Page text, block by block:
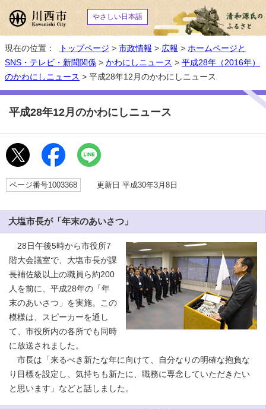
やさしい日本語
現在の位置： トップページ > 市政情報 > 広報 > ホームページと
SNS・テレビ・新聞関係 > かわにしニュース > 平成28年（2016年）
のかわにしニュース > 平成28年12月のかわにしニュース
平成28年12月のかわにしニュース
ページ番号1003368 更新日 平成30年3月8日
大塩市長が「年末のあいさつ」
28日午後5時から市役所7
階大会議室で、大塩市長が課
長補佐級以上の職員ら約200
人を前に、平成28年の「年
末のあいさつ」を実施。この
模様は、スピーカーを通し
て、市役所内の各所でも同時
に放送されました。
市長は「来るべき新たな年に向けて、自分なりの明確な抱負な
り目標を設定し、気持ちも新たに、職務に専念していただきたい
と思います」などと話しました。